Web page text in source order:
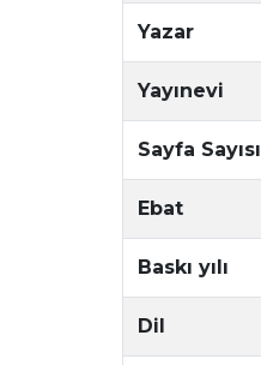
Yazar
Yayınevi
Sayfa Sayısı
Ebat
Baskı yılı
Dil